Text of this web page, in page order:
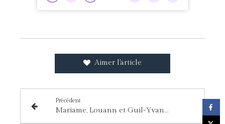
Aimer l'article
Précédent
Mariame, Louann et Guil-Yvan : Comment favoriser l'engagement des jeunes ?